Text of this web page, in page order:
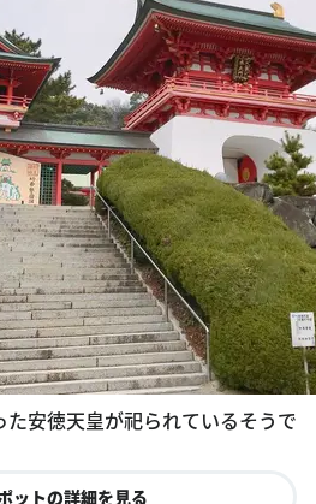
安徳天皇が祀られているそうで
ットの詳細を見る